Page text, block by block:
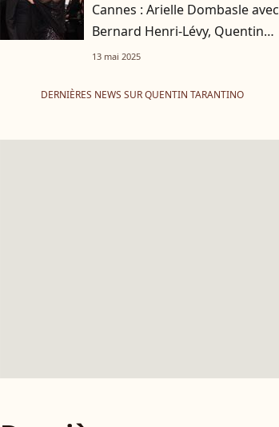
Cannes : Arielle Dombasle avec
Bernard Henri-Lévy, Quentin
Tarantino épris de Daniella
13 mai 2025
DERNIÈRES NEWS SUR QUENTIN TARANTINO